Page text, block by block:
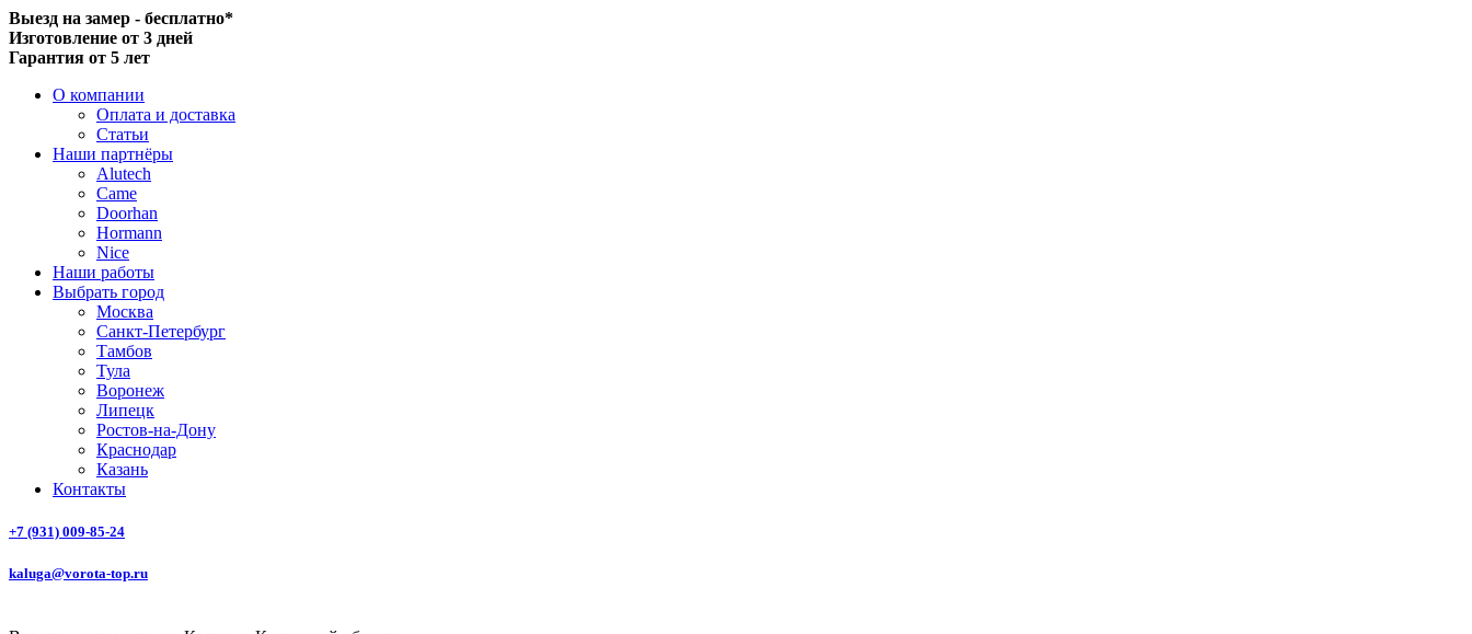
Выезд на замер - бесплатно*
Изготовление от 3 дней
Гарантия от 5 лет
О компании
Оплата и доставка
Статьи
Наши партнёры
Alutech
Came
Doorhan
Hormann
Nice
Наши работы
Выбрать город
Москва
Санкт-Петербург
Тамбов
Тула
Воронеж
Липецк
Ростов-на-Дону
Краснодар
Казань
Контакты
+7 (931) 009-85-24
kaluga@vorota-top.ru